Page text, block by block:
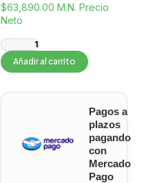
$63,890.00 M.N. Precio
Neto
Añadir al carrito
Pagos a
plazos
pagando
con
Mercado
Pago